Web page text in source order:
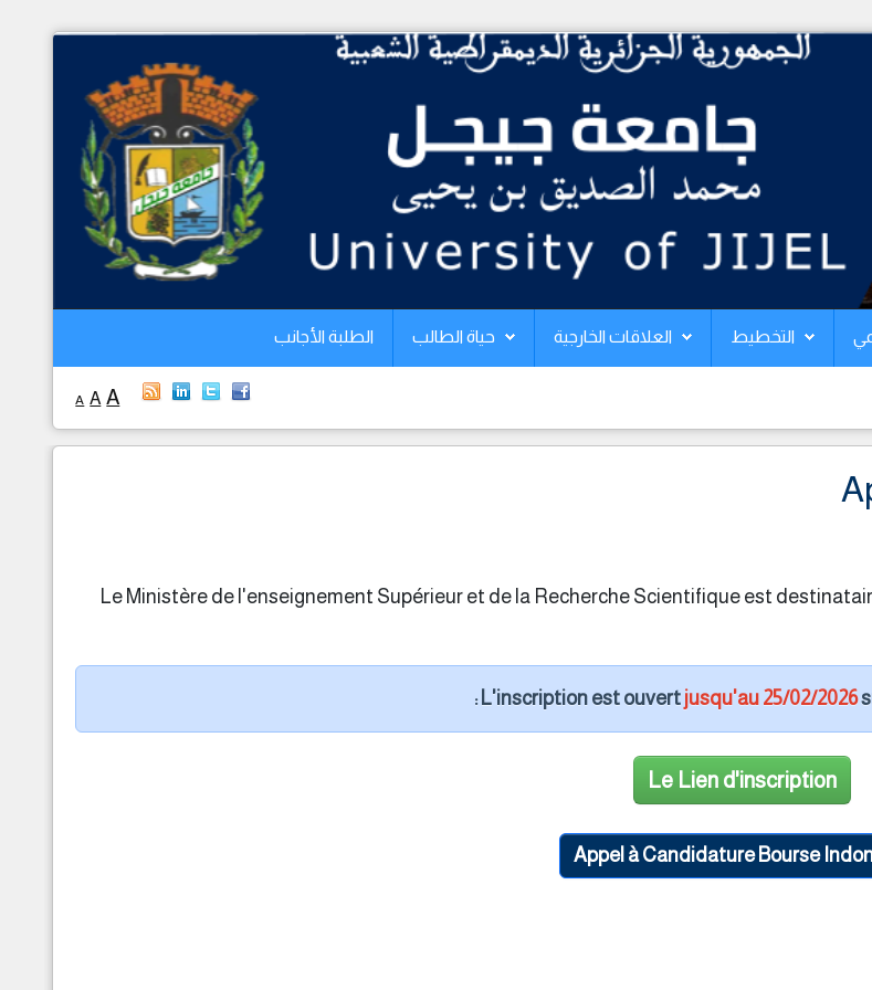
البيداغوجيا
حياة الطالب
التخطيط العلاقات الخارجية حياة الطالب الطلبة الأجانب
A A A
Le Ministère de l'enseignement Supérieur et de la Recherche Scientifique est
L'inscription est ouvert jusqu'au 25/02/2026
Le Lien d'inscription
Appel à Candidature Bourse